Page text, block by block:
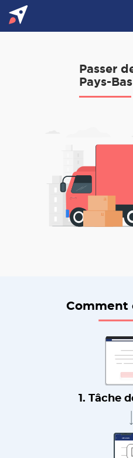
Passer
Pays-
Comment
1. Tâche